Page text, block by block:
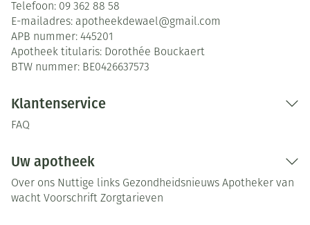
Telefoon: 09 362 88 58
E-mailadres: apotheekdewael@gmail.com
APB nummer: 445201
Apotheek titularis: Dorothée Bouckaert
BTW nummer: BE0426637573
Klantenservice
FAQ
Uw apotheek
Over ons Nuttige links Gezondheidsnieuws Apotheker van
wacht Voorschrift Zorgtarieven